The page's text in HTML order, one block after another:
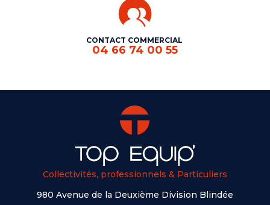
CONTACT COMMERCIAL
04 66 74 00 55
Collectivités, professionnels & Particuliers
980 Avenue de la Deuxième Division Blindée